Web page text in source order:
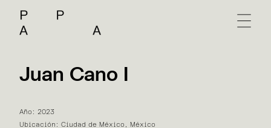
Juan Cano I
Año: 2023
Ubicación: Ciudad de México, México